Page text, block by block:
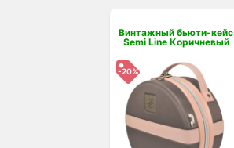
Винтажный бьюти-кейс
Semi Line Коричневый
-20%